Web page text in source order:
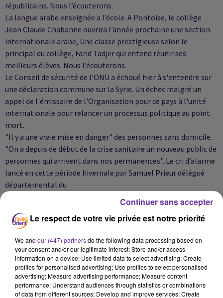
républicains. Nous l’écouterons.
La langue arabe enseignée a l’école. A Pontoise, le collège
Jean Claude Chabanne ouvrira l’année prochaine une section
internationale arabe, Une classe prestigieuse selon le
principal du collège, Farid Tadjer qui entend réunir ses
meilleurs élèves. Nous l’écouterons.
Le Conseil de sécurité de l'ONU a échoué hier à s'entendre sur
une déclaration commune sur la Syrie. Un échec malgré un
appel de l'émissaire de l'Organisation pour ce pays à l'unité
internationale pour relancer un processus politique au point
mort.
"Il y a une vraie mise en danger" des personnes sans domicile.
"On a depuis de début de la crise sanitaire un nouveau public de
personnes qui arrivent dans nos permanences". Le cri d’alarme
lancé en cette période hivernale par Samuel Prieur délégué
départemental du
L’invité de PLURIEL à 19h00 et 23h00 sera
, Conseiller de Paris Les Républicains, adjoint du maire du 17e
arrondissement de Paris. Il estime que la droite a quelque
chose à dire sur l’écologie, un sujet qui ne peut être réservé
seulement à la gauche. Extrait dans ce journal.
Le respect de votre vie privée est notre priorité
We and our (447) partnersdo the following data processing based on
your consent and/or our legitimate interest: Store and/or access
information on a device; Use limited data to select advertising; Create
profiles for personalised advertising; Use profiles to select personalised
advertising; Measure advertising performance; Measure content
performance; Understand audiences through statistics or combinations
of data from different sources; Develop and improve services; Create
Continuer sans accepter